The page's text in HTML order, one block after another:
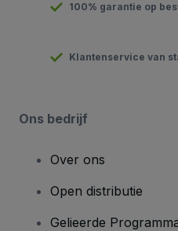
100% garantie op
Klantenservice van
Ons bedrijf
Over ons
Open distributie
Gelieerde